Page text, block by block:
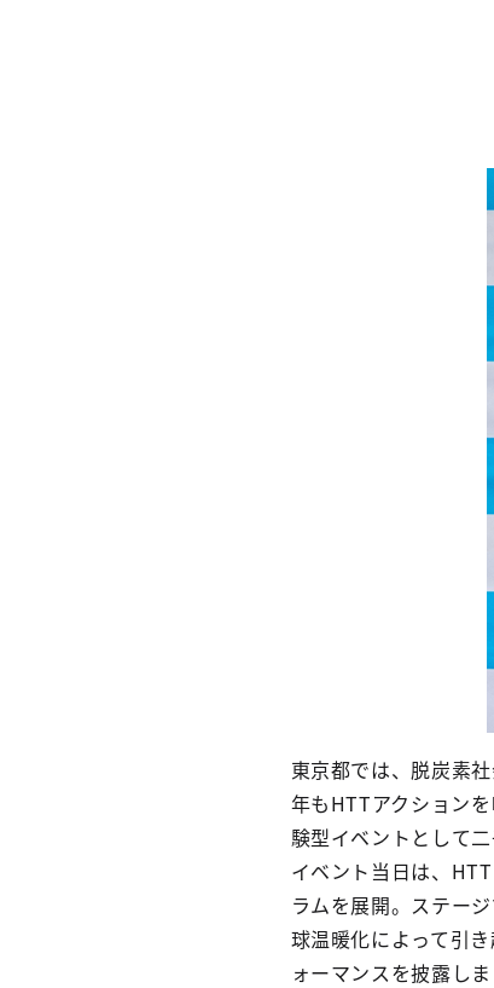
東京都では、脱炭素
年もHTTアクション
験型イベントとして
イベント当日は、
ラムを展開。ステー
球温暖化によって引
ォーマンスを披露しま